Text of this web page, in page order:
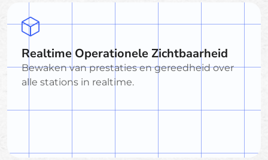
Realtime Operationele Zichtbaarheid
Bewaken van prestaties en gereedheid over
alle stations in realtime.